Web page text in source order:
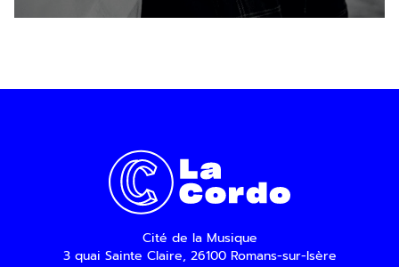
Cité de la Musique
3 quai Sainte Claire, 26100 Romans-sur-Isère